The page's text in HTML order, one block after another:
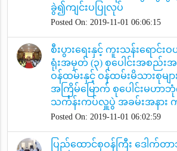
ခွဲ၍ကျင်းပပြုလုပ်
Posted On: 2019-11-01 06:06:15
စီးပွားရေးနှင့် ကူးသန်းရောင်းဝ
ရုံးအမှတ် (၃) စုပေါင်းအစည်းအ
ဝန်ထမ်းနှင့် ဝန်ထမ်းမိသားစုမျ
အကြိမ်မြောက် စုပေါင်းမဟ
သင်္ကန်းကပ်လှူပွဲ အခမ်းအနား
Posted On: 2019-11-01 06:02:59
ပြည်ထောင်စုဝန်ကြီး ဒေါက်တ